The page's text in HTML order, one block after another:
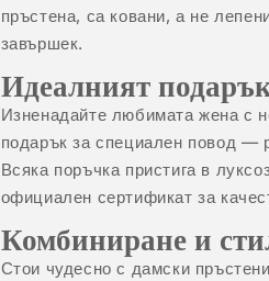
пръстена, са ковани, а не
завършек.
Идеалният
Изненадайте любимата жена с
подарък за специален повод —
Всяка поръчка пристига в
официален сертификат за
Комбиниране и
Стои чудесно с дамски пръстени